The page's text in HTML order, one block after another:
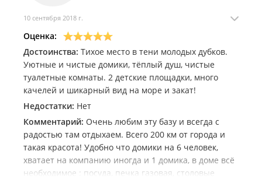
10 сентября 2018 г.
Оценка:
Достоинства: Тихое место в тени молодых дубков.
Уютные и чистые домики, тёплый душ, чистые
туалетные комнаты. 2 детские площадки, много
качелей и шикарный вид на море и закат!
Недостатки: Нет
Комментарий: Очень любим эту базу и всегда с
радостью там отдыхаем. Всего 200 км от города и
такая красота! Удобно что домики на 6 человек,
хватает на компанию иногда и 1 домика, в доме всё
необходимое : посуда, печка газовая, столовые